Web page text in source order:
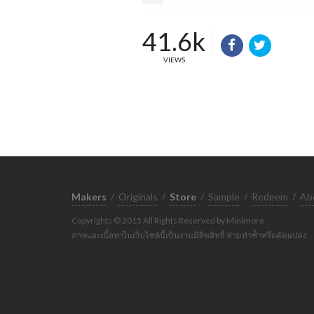
41.6k
VIEWS
Makers / Originals / Store / Sample / Redeem /
Copyrights © 2015 All Rights Reserved by Minimore
ภาพและเนื้อหาในเว็บไซต์นี้เป็นงานมีลิขสิทธิ์ ห้ามทำซ้ำหรือดัดแปลง